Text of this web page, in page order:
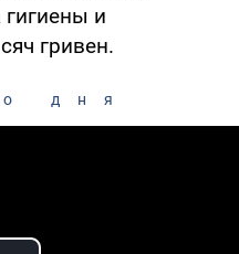
и
гривен.
дня